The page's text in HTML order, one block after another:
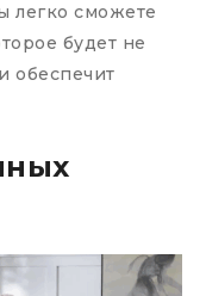
легко сможете
будет не
обеспечит